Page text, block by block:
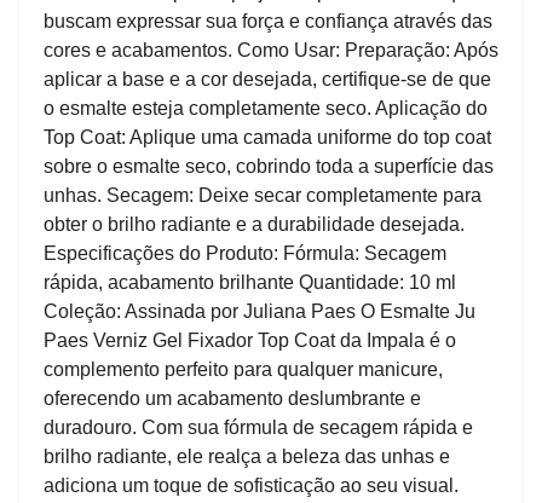
buscam expressar sua força e confiança através das
cores e acabamentos. Como Usar: Preparação: Após
aplicar a base e a cor desejada, certifique-se de que
o esmalte esteja completamente seco. Aplicação do
Top Coat: Aplique uma camada uniforme do top coat
sobre o esmalte seco, cobrindo toda a superfície das
unhas. Secagem: Deixe secar completamente para
obter o brilho radiante e a durabilidade desejada.
Especificações do Produto: Fórmula: Secagem
rápida, acabamento brilhante Quantidade: 10 ml
Coleção: Assinada por Juliana Paes O Esmalte Ju
Paes Verniz Gel Fixador Top Coat da Impala é o
complemento perfeito para qualquer manicure,
oferecendo um acabamento deslumbrante e
duradouro. Com sua fórmula de secagem rápida e
brilho radiante, ele realça a beleza das unhas e
adiciona um toque de sofisticação ao seu visual.